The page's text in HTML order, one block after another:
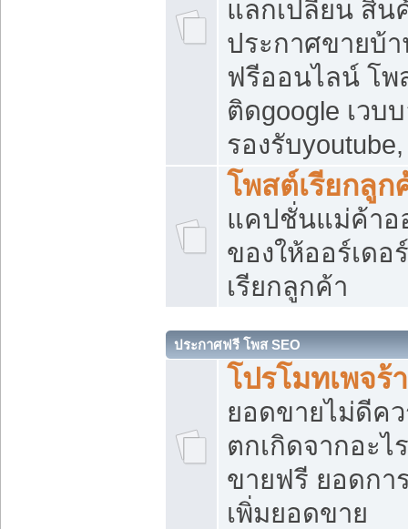
แลกเปลี่ยน สิน
ประกาศขายบ้
ฟรีออนไลน์ โพ
ติดgoogle เวบ
รองรับ
โพสต์เรียกลูก
แคปชั่นแม่ค้าอ
ของให้ออร์เดอ
เรียกลูกค้า
ประกาศฟรี โพส SEO
โปรโมทเพจร้
ยอดขายไม่ดีค
ตกเกิดจากอะไ
ขายฟรี ยอดกา
เพิ่มยอดขาย